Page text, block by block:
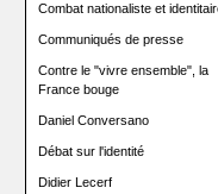
Combat nationaliste et
Communiqués de presse
Contre le "vivre ensemble", la
France bouge
Daniel Conversano
Débat sur l'identité
Didier Lecerf